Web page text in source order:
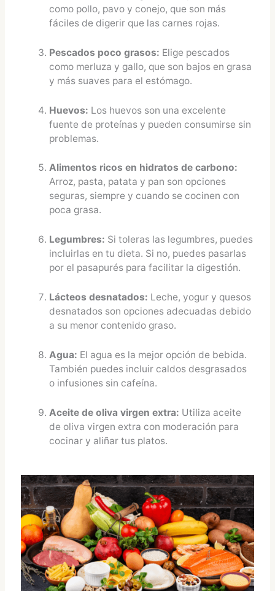
como pollo, pavo y conejo, que son más
fáciles de digerir que las carnes rojas.
Pescados poco grasos: Elige pescados
como merluza y gallo, que son bajos en grasa
y más suaves para el estómago.
Huevos: Los huevos son una excelente
fuente de proteínas y pueden consumirse sin
problemas.
Alimentos ricos en hidratos de carbono:
Arroz, pasta, patata y pan son opciones
seguras, siempre y cuando se cocinen con
poca grasa.
Legumbres: Si toleras las legumbres, puedes
incluirlas en tu dieta. Si no, puedes pasarlas
por el pasapurés para facilitar la digestión.
Lácteos desnatados: Leche, yogur y quesos
desnatados son opciones adecuadas debido
a su menor contenido graso.
Agua: El agua es la mejor opción de bebida.
También puedes incluir caldos desgrasados
o infusiones sin cafeína.
Aceite de oliva virgen extra: Utiliza aceite
de oliva virgen extra con moderación para
cocinar y aliñar tus platos.